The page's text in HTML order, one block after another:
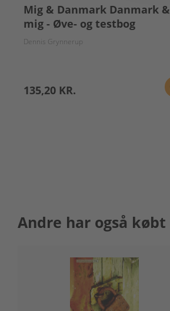
Mig & Danmark Danmark &
mig - Øve- og testbog
Dennis Grynnerup
135,20 KR.
Andre har også købt